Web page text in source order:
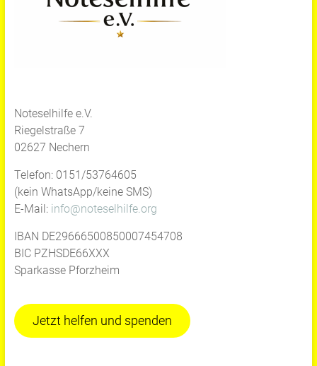
Noteselhilfe e.V.
Riegelstraße 7
02627 Nechern
Telefon: 0151/53764605
(kein WhatsApp/keine SMS)
E-Mail: info@noteselhilfe.org
IBAN DE29666500850007454708
BIC PZHSDE66XXX
Sparkasse Pforzheim
Jetzt helfen und spenden